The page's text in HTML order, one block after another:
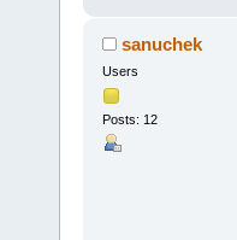
sanuchek
Users
Posts: 12